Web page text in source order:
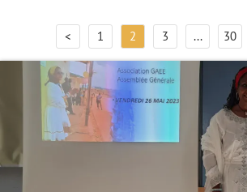
< 1 2 3 ... 30